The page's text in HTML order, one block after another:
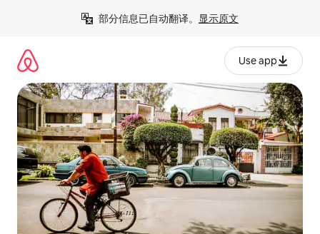
部分信息已自动翻译。 显示原文
Use app